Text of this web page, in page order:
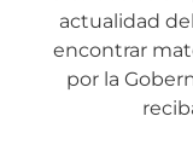
actualidad
encontrar
por la